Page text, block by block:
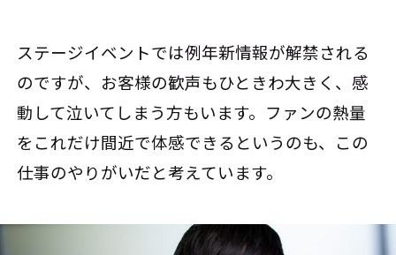
ステージイベントでは例年新情報が解禁される
のですが、お客様の歓声もひときわ大きく、感
動して泣いてしまう方もいます。ファンの熱量
をこれだけ間近で体感できるというのも、この
仕事のやりがいだと考えています。